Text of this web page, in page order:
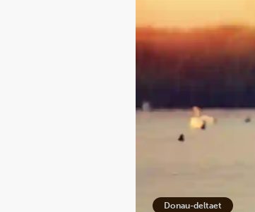
Donau-deltaet